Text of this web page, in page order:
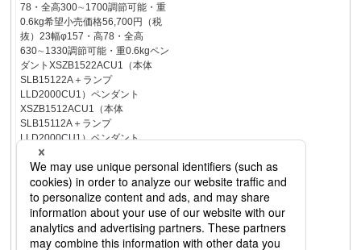
78・全高300∼1700調節可能・重
0.6kg希望小売価格56,700円（税
抜）23幅φ157・高78・全高
630∼1330調節可能・重0.6kgペン
ダントXSZB1522ACU1（本体
SLB15122A＋ランプ
LLD2000CU1）ペンダント
XSZB1512ACU1（本体
SLB15112A＋ランプ
LLD2000CU1）ペンダント
XSZB1502ACU1（本体
SLB15102A＋ランプ
LLD2000CU1）［引掛シーリング
方式］［ダクトタイプ］LEDフラ
ットランプシンクロ調色タイプ
（調色調光）交換可能昼光色
6200KRa80 電球色